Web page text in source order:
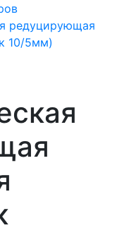
редуцирующая
10/5мм)